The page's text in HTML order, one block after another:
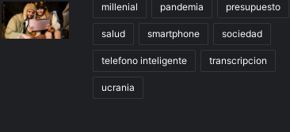
millenial pandemia presupuesto
salud smartphone sociedad
telefono inteligente transcripcion
ucrania